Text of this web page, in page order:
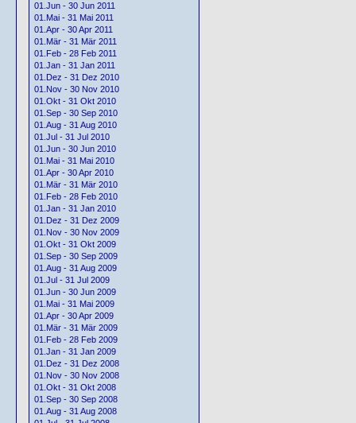
01.Jun - 30 Jun 2011
01.Mai - 31 Mai 2011
01.Apr - 30 Apr 2011
01.Mär - 31 Mär 2011
01.Feb - 28 Feb 2011
01.Jan - 31 Jan 2011
01.Dez - 31 Dez 2010
01.Nov - 30 Nov 2010
01.Okt - 31 Okt 2010
01.Sep - 30 Sep 2010
01.Aug - 31 Aug 2010
01.Jul - 31 Jul 2010
01.Jun - 30 Jun 2010
01.Mai - 31 Mai 2010
01.Apr - 30 Apr 2010
01.Mär - 31 Mär 2010
01.Feb - 28 Feb 2010
01.Jan - 31 Jan 2010
01.Dez - 31 Dez 2009
01.Nov - 30 Nov 2009
01.Okt - 31 Okt 2009
01.Sep - 30 Sep 2009
01.Aug - 31 Aug 2009
01.Jul - 31 Jul 2009
01.Jun - 30 Jun 2009
01.Mai - 31 Mai 2009
01.Apr - 30 Apr 2009
01.Mär - 31 Mär 2009
01.Feb - 28 Feb 2009
01.Jan - 31 Jan 2009
01.Dez - 31 Dez 2008
01.Nov - 30 Nov 2008
01.Okt - 31 Okt 2008
01.Sep - 30 Sep 2008
01.Aug - 31 Aug 2008